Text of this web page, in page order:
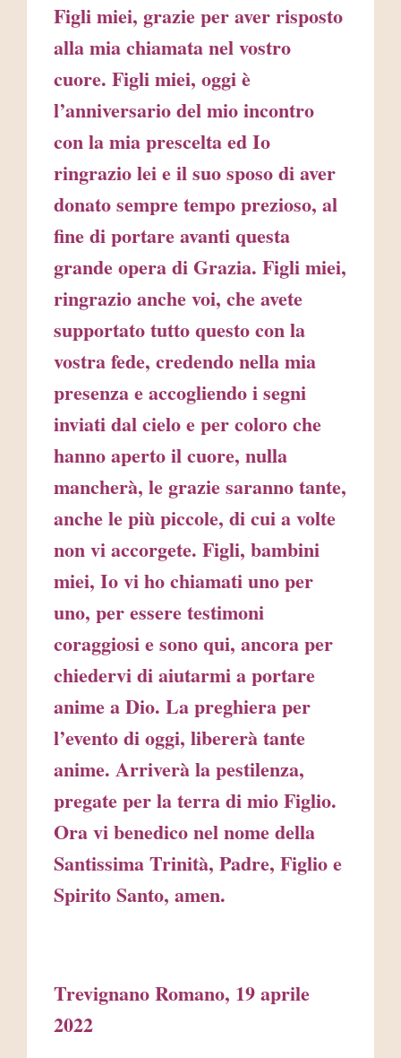
Figli miei, grazie per aver risposto
alla mia chiamata nel vostro
cuore. Figli miei, oggi è
l’anniversario del mio incontro
con la mia prescelta ed Io
ringrazio lei e il suo sposo di aver
donato sempre tempo prezioso, al
fine di portare avanti questa
grande opera di Grazia. Figli miei,
ringrazio anche voi, che avete
supportato tutto questo con la
vostra fede, credendo nella mia
presenza e accogliendo i segni
inviati dal cielo e per coloro che
hanno aperto il cuore, nulla
mancherà, le grazie saranno tante,
anche le più piccole, di cui a volte
non vi accorgete. Figli, bambini
miei, Io vi ho chiamati uno per
uno, per essere testimoni
coraggiosi e sono qui, ancora per
chiedervi di aiutarmi a portare
anime a Dio. La preghiera per
l’evento di oggi, libererà tante
anime. Arriverà la pestilenza,
pregate per la terra di mio Figlio.
Ora vi benedico nel nome della
Santissima Trinità, Padre, Figlio e
Spirito Santo, amen.
Trevignano Romano, 19 aprile
2022